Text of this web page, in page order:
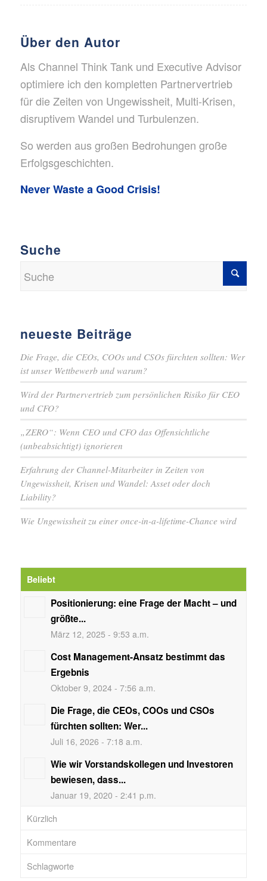
Über den Autor
Als Channel Think Tank und Executive Advisor
optimiere ich den kompletten Partnervertrieb
für die Zeiten von Ungewissheit, Multi-Krisen,
disruptivem Wandel und Turbulenzen.
So werden aus großen Bedrohungen große
Erfolgsgeschichten.
Never Waste a Good Crisis!
Suche
neueste Beiträge
Die Frage, die CEOs, COOs und CSOs fürchten sollten: Wer
ist unser Wettbewerb und warum?
Wird der Partnervertrieb zum persönlichen Risiko für CEO
und CFO?
„ZERO“: Wenn CEO und CFO das Offensichtliche
(unbeabsichtigt) ignorieren
Erfahrung der Channel-Mitarbeiter in Zeiten von
Ungewissheit, Krisen und Wandel: Asset oder doch
Liability?
Wie Ungewissheit zu einer once-in-a-lifetime-Chance wird
Beliebt
Positionierung: eine Frage der Macht – und
größte...
März 12, 2025 - 9:53 a.m.
Cost Management-Ansatz bestimmt das
Ergebnis
Oktober 9, 2024 - 7:56 a.m.
Die Frage, die CEOs, COOs und CSOs
fürchten sollten: Wer...
Juli 16, 2026 - 7:18 a.m.
Wie wir Vorstandskollegen und Investoren
bewiesen, dass...
Januar 19, 2020 - 2:41 p.m.
Kürzlich
Kommentare
Schlagworte